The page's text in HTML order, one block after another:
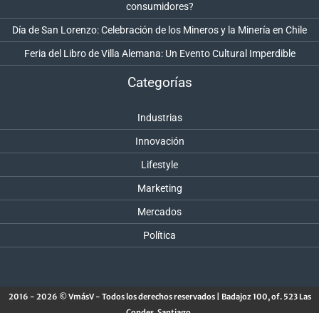
consumidores?
Día de San Lorenzo: Celebración de los Mineros y la Minería en Chile
Feria del Libro de Villa Alemana: Un Evento Cultural Imperdible
Categorías
Industrias
Innovación
Lifestyle
Marketing
Mercados
Política
2016 - 2026 © VmásV - Todos los derechos reservados | Badajoz 100, of. 523 Las